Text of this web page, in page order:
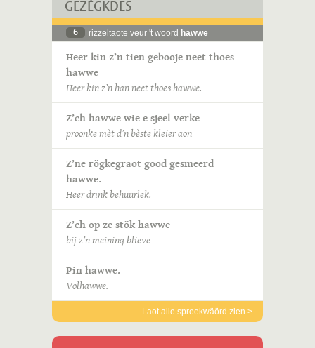
GEZÈGKDES
6 rizzeltaote veur 't woord hawwe
Heer kin z’n tien gebooje neet thoes
hawwe
Heer kin z’n han neet thoes hawwe.
Z’ch hawwe wie e sjeel verke
proonke mèt d’n bèste kleier aon
Z’ne rögkegraot good gesmeerd
hawwe.
Heer drink behuurlek.
Z’ch op ze stök hawwe
bij z’n meining blieve
Pin hawwe.
Volhawwe.
Laot alle spreekwäörd zien >